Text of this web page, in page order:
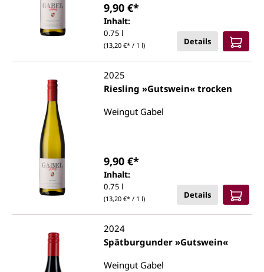
Inhalt:
0.75 l
(13,20 €* / 1 l)
9,90 €*
Details
2025
Riesling »Gutswein« trocken
Weingut Gabel
Inhalt:
0.75 l
(13,20 €* / 1 l)
9,90 €*
Details
2024
Spätburgunder »Gutswein«
Weingut Gabel